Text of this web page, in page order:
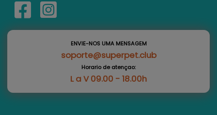
ENVIE-NOS UMA MENSAGEM
soporte@superpet.club
Horario de atençao:
L a V 09.00 - 18.00h